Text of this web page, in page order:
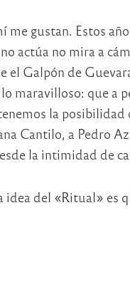
me gustan. Estos
actúa no mira a
Galpón de
maravilloso: que a
la
Cantilo, a Pedro
la intimidad de
del «Ritual» es